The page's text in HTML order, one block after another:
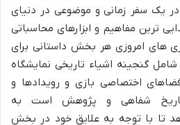
در یک سفر زمانی و موضوعی در دنیای
ترین مفاهیم و ابزارهای محاسباتی
های امروزی هر بخش داستانی برای
گنجینه اشیاء تاریخی نمایشگاه
اختصاصی بازی و رویدادها و
شفاهی و پژوهش است به
تا با توجه به علایق خود در بخش